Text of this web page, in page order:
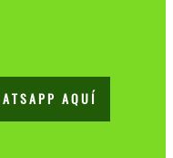
AQUÍ